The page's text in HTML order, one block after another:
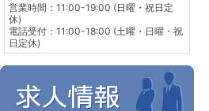
営業時間：11:00-19:00 (日曜・祝日定
休)
電話受付：11:00-18:00 (土曜・日曜・祝
日定休)